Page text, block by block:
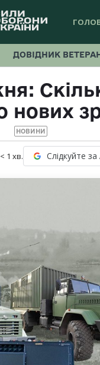
ДОВІДНИК
нових
НОВИНИ
< 1 хв. Слідкуйте